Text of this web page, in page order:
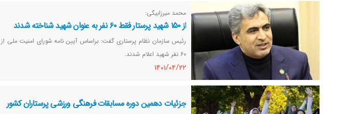
محمد میرزابیگی:
از ۱۵۰ شهید پرستار فقط ۶۰ نفر به عنوان شهید شناخته شدند
۶۰ نفر شهید اعلام شدند.
١٤٠١/٠٤/٢٢
جزئیات دهمین دوره مسابقات فرهنگی ورزشی پرستاران کشور